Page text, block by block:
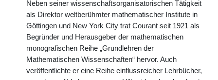
Neben seiner wissenschaftsorganisatorischen Tätigkeit
als Direktor weltberühmter mathematischer Institute in
Göttingen und New York City trat Courant seit 1921 als
Begründer und Herausgeber der mathematischen
monografischen Reihe „Grundlehren der
Mathematischen Wissenschaften“ hervor. Auch
veröffentlichte er eine Reihe einflussreicher Lehrbücher,